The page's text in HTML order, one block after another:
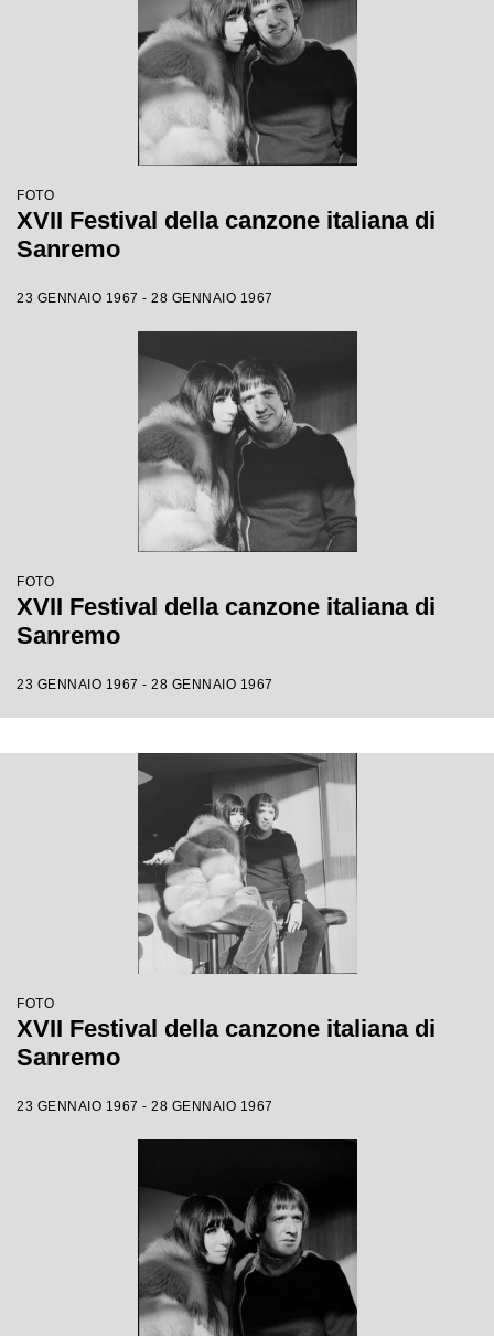
FOTO
XVII Festival della canzone italiana di
Sanremo
23 GENNAIO 1967 - 28 GENNAIO 1967
FOTO
XVII Festival della canzone italiana di
Sanremo
23 GENNAIO 1967 - 28 GENNAIO 1967
FOTO
XVII Festival della canzone italiana di
Sanremo
23 GENNAIO 1967 - 28 GENNAIO 1967